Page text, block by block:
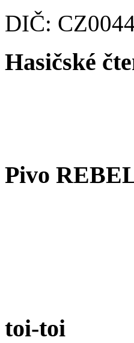
DIČ:
Hasičské
Pivo
toi-toi